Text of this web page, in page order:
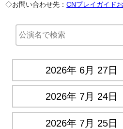
◇お問い合わせ先：CNプレイガイド
2026年 6月 27日
2026年 7月 24日
2026年 7月 25日